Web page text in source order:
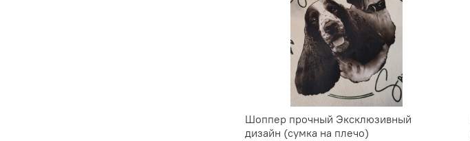
Шоппер прочный Эксклюзивный
дизайн (сумка на плечо)